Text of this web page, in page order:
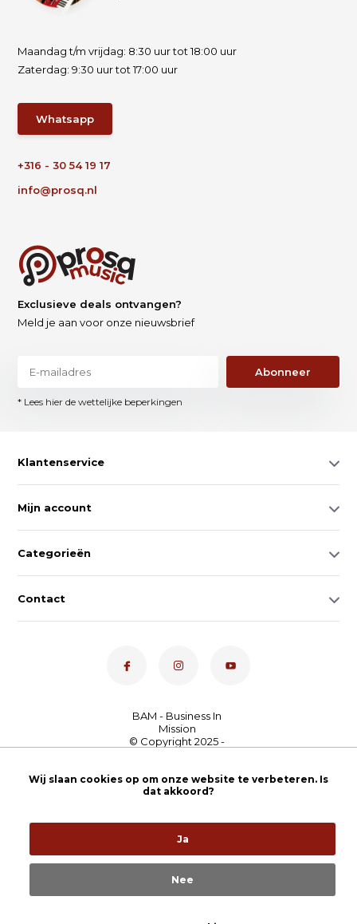
Maandag t/m vrijdag: 8:30 uur tot 18:00 uur
Zaterdag: 9:30 uur tot 17:00 uur
Whatsapp
+316 - 30 54 19 17
info@prosq.nl
Exclusieve deals ontvangen?
Meld je aan voor onze nieuwsbrief
Abonneer
* Lees hier de wettelijke beperkingen
Klantenservice
Mijn account
Categorieën
Contact
Nederland4,7- bekijk
onze 100+ reviews
Wij slaan cookies op om onze website te verbeteren. Is
dat akkoord?
Ja
Nee